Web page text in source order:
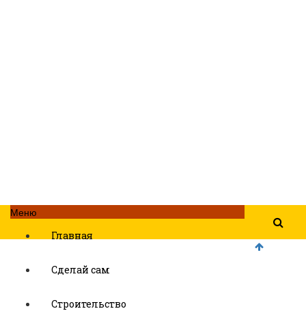
Меню
Главная
Сделай сам
Строительство